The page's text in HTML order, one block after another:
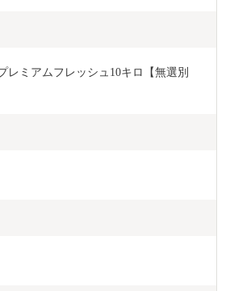
レミアムフレッシュ10キロ【無選別